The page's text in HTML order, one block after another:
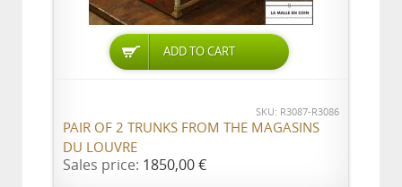
ADD TO CART
SKU: R3087-R3086
PAIR OF 2 TRUNKS FROM THE MAGASINS
DU LOUVRE
Sales price: 1850,00 €